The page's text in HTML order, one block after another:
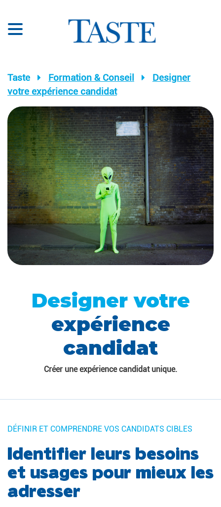
Taste Formation & Conseil
Designer
votre expérience candidat
Designer votre
expérience
candidat
Créer une expérience candidat unique.
DÉFINIR ET COMPRENDRE VOS CANDIDATS CIBLES
Identifier leurs besoins
et usages pour mieux les
adresser